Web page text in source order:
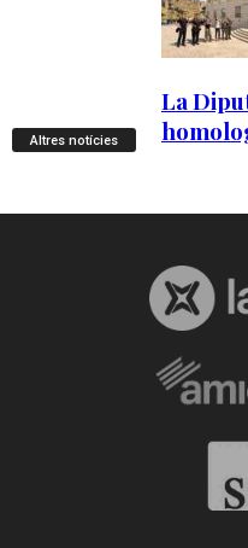
Altres notícies